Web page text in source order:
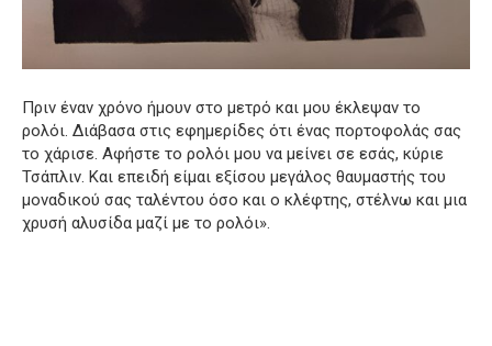
Πριν έναν χρόνο ήμουν στο μετρό και μου έκλεψαν το
ρολόι. Διάβασα στις εφημερίδες ότι ένας πορτοφολάς σας
το χάρισε. Αφήστε το ρολόι μου να μείνει σε εσάς, κύριε
Τσάπλιν. Και επειδή είμαι εξίσου μεγάλος θαυμαστής του
μοναδικού σας ταλέντου όσο και ο κλέφτης, στέλνω και μια
χρυσή αλυσίδα μαζί με το ρολόι».